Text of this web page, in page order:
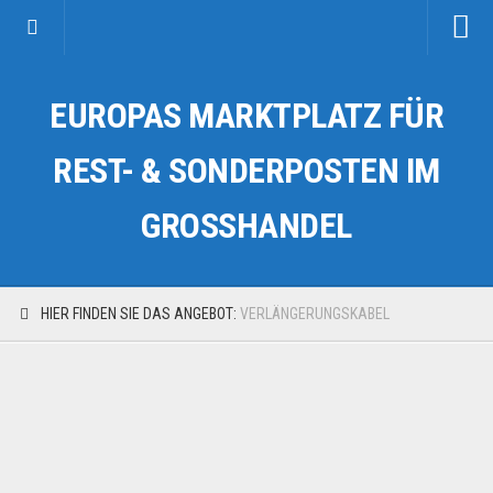
Kategorien
Auto & Motorrad
Fahrzeuge & Transport
EUROPAS MARKTPLATZ FÜR
REST- & SONDERPOSTEN IM
GROSSHANDEL
HIER FINDEN SIE DAS ANGEBOT: VERLÄNGERUNGSKABEL